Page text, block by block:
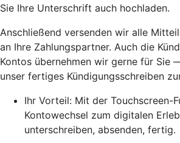
Sie Ihre Unterschrift auch hochladen.
Anschließend versenden wir alle
an Ihre Zahlungspartner. Auch die
Kontos übernehmen wir gerne für Sie
unser fertiges Kündigungsschreiben
Ihr Vorteil: Mit der Touchscreen-
Kontowechsel zum digitalen
unterschreiben, absenden, fertig.